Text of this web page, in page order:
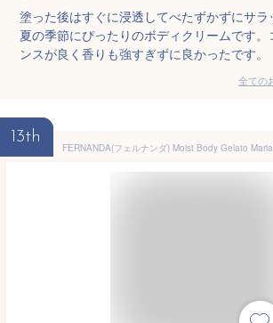
塗った後はすぐに浸透してべたずかずにサ
夏の季節にぴったりのボディクリームです
ンスが良く香りも強すぎずに良かったです。
全ての
13th